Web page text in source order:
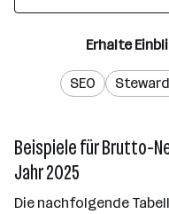
Erhalte
SEO
Beispiele für Brutto-
Jahr 2025
Die nachfolgende